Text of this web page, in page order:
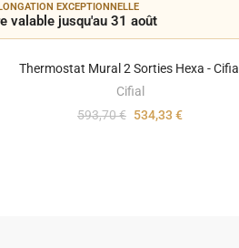
EXCEPTIONNELLE
valable jusqu'au 31 août
Thermostat Mural 2 Sorties Hexa - Cifial
Cifial
593,70 € 534,33 €